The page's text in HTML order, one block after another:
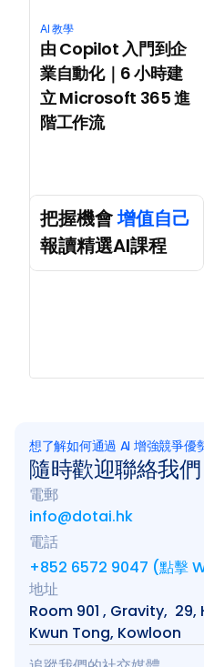
AI 教學
由 Copilot 入門到企
業自動化｜6 小時建
立 Microsoft 365 進
階工作流
把握機會 增值自己
報讀精選AI課程
想了解如何通過 AI 增強競爭優
隨時歡迎聯絡我們
電郵
info@dotai.hk
電話
+852 6572 9047 (點擊
地址
Room 901 , Gravity,
Kwun Tong, Kowloon